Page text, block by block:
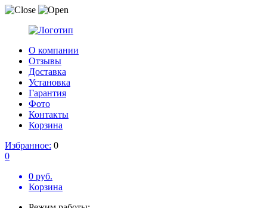
О компании
Отзывы
Доставка
Установка
Гарантия
Фото
Контакты
Корзина
Избранное: 0
0
0 руб.
Корзина